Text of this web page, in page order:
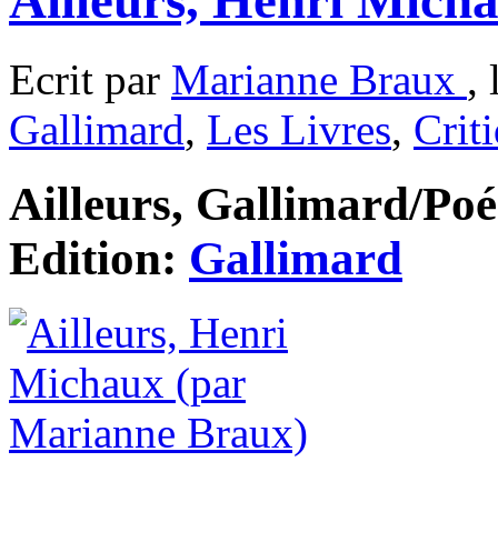
Ecrit par Marianne Braux ,
Gallimard, Les Livres,
Ailleurs, Gallimard/
Edition: Gallimard